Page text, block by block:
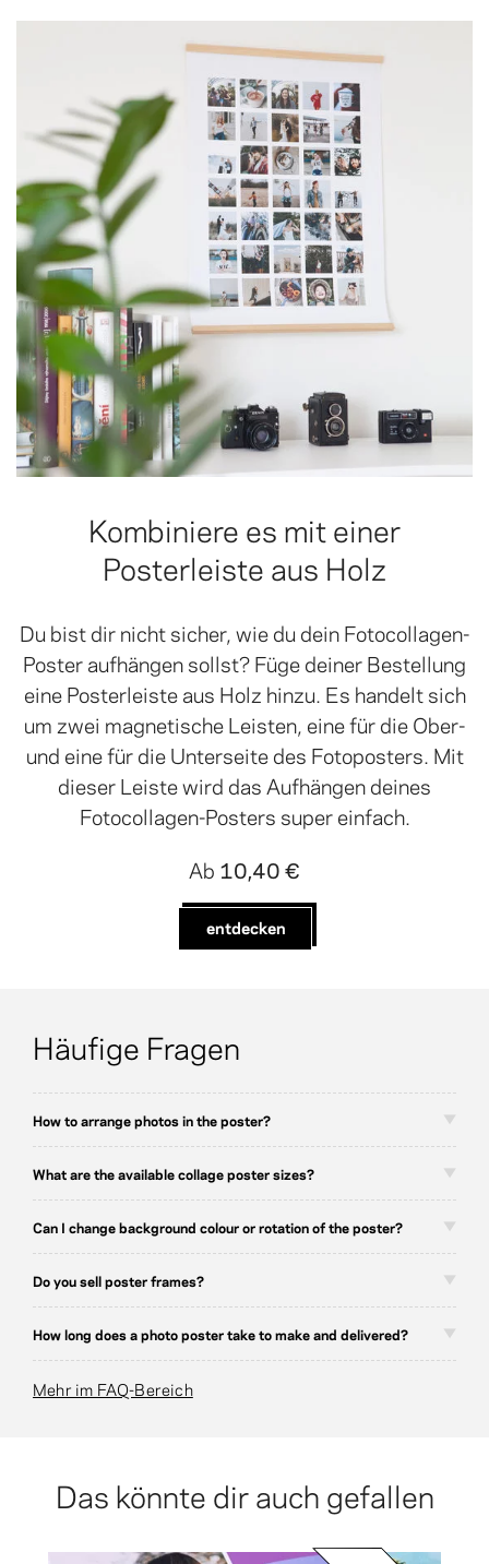
Kombiniere es mit einer
Posterleiste aus Holz
Du bist dir nicht sicher, wie du dein Fotocollagen-
Poster aufhängen sollst? Füge deiner Bestellung
eine Posterleiste aus Holz hinzu. Es handelt sich
um zwei magnetische Leisten, eine für die Ober-
und eine für die Unterseite des Fotoposters. Mit
dieser Leiste wird das Aufhängen deines
Fotocollagen-Posters super einfach.
Ab 10,40 €
entdecken
Häufige Fragen
How to arrange photos in the poster?
What are the available collage poster sizes?
Can I change background colour or rotation of the poster?
Do you sell poster frames?
How long does a photo poster take to make and delivered?
Mehr im FAQ-Bereich
Das könnte dir auch gefallen